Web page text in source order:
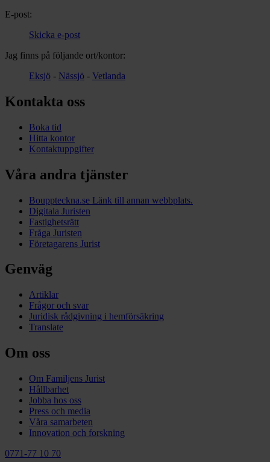
E-post:
Skicka e-post
Jag finns på följande ort/kontor:
Eksjö - Nässjö - Vetlanda
Kontakta oss
Boka tid
Hitta kontor
Kontaktuppgifter
Våra andra tjänster
Bouppteckna.se Länk till annan webbplats.
Digitala Juristen
Fastighetsrätt
Fråga Juristen
Företagarens Jurist
Genväg
Artiklar
Frågor och svar
Juridisk rådgivning i hemförsäkring
Translate
Om oss
Om Familjens Jurist
Hållbarhet
Jobba hos oss
Press och media
Våra samarbeten
Innovation och forskning
0771-77 10 70